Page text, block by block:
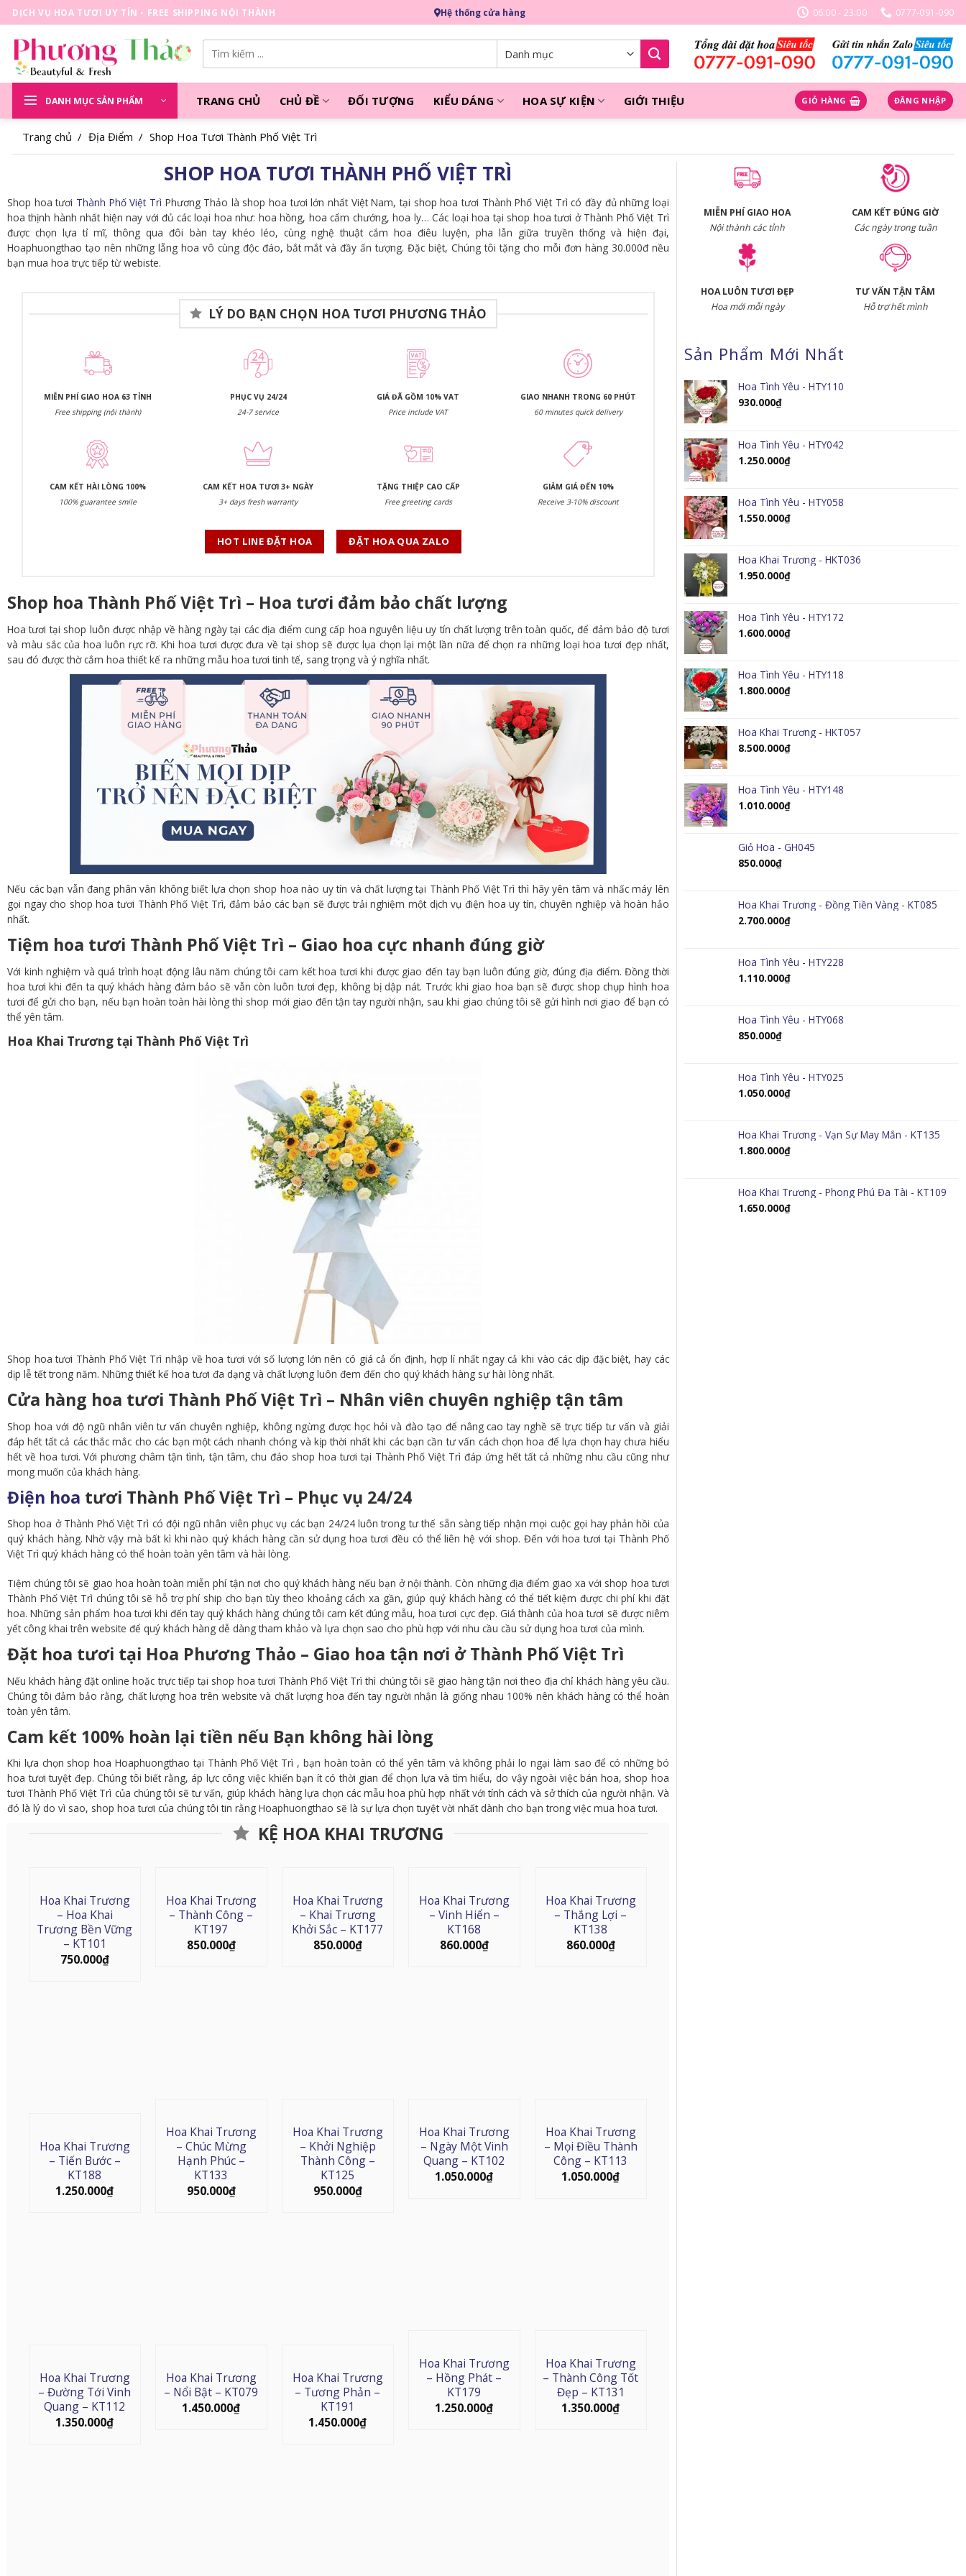
Skip
to
content
DỊCH VỤ HOA TƯƠI UY TÍN - FREE SHIPPING NỘI THÀNH Hệ thống cửa hàng 06:00 - 23:00 0777-091-090
kiếm:
DANH MỤC SẢN PHẨM TRANG CHỦ CHỦ ĐỀ ĐỐI TƯỢNG KIỂU DÁNG HOA SỰ KIỆN GIỚI THIỆU GIỎ HÀNG ĐĂNG NHẬP
Trang chủ / Địa Điểm / Shop Hoa Tươi Thành Phố Việt Trì
SHOP HOA TƯƠI THÀNH PHỐ VIỆT TRÌ
Shop hoa tươi Thành Phố Việt Trì Phương Thảo là shop hoa tươi lớn nhất Việt Nam, tại shop hoa tươi Thành Phố Việt Trì có đầy đủ những loại
hoa thịnh hành nhất hiện nay với đủ các loại hoa như: hoa hồng, hoa cẩm chướng, hoa ly… Các loại hoa tại shop hoa tươi ở Thành Phố Việt Trì
được chọn lựa tỉ mĩ, thông qua đôi bàn tay khéo léo, cùng nghệ thuật cắm hoa điêu luyện, pha lẫn giữa truyền thống và hiện đại,
Hoaphuongthao tạo nên những lẵng hoa vô cùng độc đáo, bắt mắt và đầy ấn tượng. Đặc biệt, Chúng tôi tặng cho mỗi đơn hàng 30.000đ nều
bạn mua hoa trực tiếp từ webiste.
LÝ DO BẠN CHỌN HOA TƯƠI PHƯƠNG THẢO
MIỄN PHÍ GIAO HOA 63 TỈNH
Free shipping (nội thành)
PHỤC VỤ 24/24
24-7 service
GIÁ ĐÃ GỒM 10% VAT
Price include VAT
GIAO NHANH TRONG 60 PHÚT
60 minutes quick delivery
CAM KẾT HÀI LÒNG 100%
100% guarantee smile
CAM KẾT HOA TƯƠI 3+ NGÀY
3+ days fresh warranty
TẶNG THIỆP CAO CẤP
Free greeting cards
GIẢM GIÁ ĐẾN 10%
Receive 3-10% discount
HOT LINE ĐẶT HOA ĐẶT HOA QUA ZALO
Shop hoa Thành Phố Việt Trì – Hoa tươi đảm bảo chất lượng
Hoa tươi tại shop luôn được nhập về hàng ngày tại các địa điểm cung cấp hoa nguyên liệu uy tín chất lượng trên toàn quốc, để đảm bảo độ tươi
và màu sắc của hoa luôn rực rỡ. Khi hoa tươi được đưa về tại shop sẽ được lụa chọn lại một lần nữa để chọn ra những loại hoa tươi đẹp nhất,
sau đó được thờ cắm hoa thiết kế ra những mẫu hoa tươi tinh tế, sang trọng và ý nghĩa nhất.
Nếu các bạn vẫn đang phân vân không biết lựa chọn shop hoa nào uy tín và chất lượng tại Thành Phố Việt Trì thì hãy yên tâm và nhấc máy lên
gọi ngay cho shop hoa tươi Thành Phố Việt Trì, đảm bảo các bạn sẽ được trải nghiệm một dịch vụ điện hoa uy tín, chuyên nghiệp và hoàn hảo
nhất.
Tiệm hoa tươi Thành Phố Việt Trì – Giao hoa cực nhanh đúng giờ
Với kinh nghiệm và quá trình hoạt động lâu năm chúng tôi cam kết hoa tươi khi được giao đến tay bạn luôn đúng giờ, đúng địa điểm. Đồng thời
hoa tươi khi đến ta quý khách hàng đảm bảo sẽ vẫn còn luôn tươi đẹp, không bị dập nát. Trước khi giao hoa bạn sẽ được shop chụp hình hoa
tươi để gửi cho bạn, nếu bạn hoàn toàn hài lòng thì shop mới giao đến tận tay người nhận, sau khi giao chúng tôi sẽ gửi hình nơi giao để bạn có
thể yên tâm.
Hoa Khai Trương tại Thành Phố Việt Trì
Shop hoa tươi Thành Phố Việt Trì nhập về hoa tươi với số lượng lớn nên có giá cả ổn định, hợp lí nhất ngay cả khi vào các dịp đặc biệt, hay các
dịp lễ tết trong năm. Những thiết kế hoa tươi đa dạng và chất lượng luôn đem đến cho quý khách hàng sự hài lòng nhất.
Cửa hàng hoa tươi Thành Phố Việt Trì – Nhân viên chuyên nghiệp tận tâm
Shop hoa với độ ngũ nhân viên tư vấn chuyên nghiệp, không ngừng được học hỏi và đào tạo để nâng cao tay nghề sẽ trực tiếp tư vấn và giải
đáp hết tất cả các thắc mắc cho các bạn một cách nhanh chóng và kịp thời nhất khi các bạn cần tư vấn cách chọn hoa để lựa chọn hay chưa hiểu
hết về hoa tươi. Với phương châm tận tình, tận tâm, chu đáo shop hoa tươi tại Thành Phố Việt Trì đáp ứng hết tất cả những nhu cầu cũng như
mong muốn của khách hàng.
Điện hoa tươi Thành Phố Việt Trì – Phục vụ 24/24
Shop hoa ở Thành Phố Việt Trì có đội ngũ nhân viên phục vụ các bạn 24/24 luôn trong tư thế sẵn sàng tiếp nhận mọi cuộc gọi hay phản hồi của
quý khách hàng. Nhờ vậy mà bất kì khi nào quý khách hàng cần sử dụng hoa tươi đều có thể liên hệ với shop. Đến với hoa tươi tại Thành Phố
Việt Trì quý khách hàng có thể hoàn toàn yên tâm và hài lòng.
Tiệm chúng tôi sẽ giao hoa hoàn toàn miễn phí tận nơi cho quý khách hàng nếu bạn ở nội thành. Còn những địa điểm giao xa với shop hoa tươi
Thành Phố Việt Trì chúng tôi sẽ hỗ trợ phí ship cho bạn tùy theo khoảng cách xa gần, giúp quý khách hàng có thể tiết kiệm được chi phí khi đặt
hoa. Những sản phẩm hoa tươi khi đến tay quý khách hàng chúng tôi cam kết đúng mẫu, hoa tươi cực đẹp. Giá thành của hoa tươi sẽ được niêm
yết công khai trên website để quý khách hàng dễ dàng tham khảo và lựa chọn sao cho phù hợp với nhu cầu cầu sử dụng hoa tươi của mình.
Đặt hoa tươi tại Hoa Phương Thảo – Giao hoa tận nơi ởThành Phố Việt Trì
Nếu khách hàng đặt online hoặc trực tiếp tại shop hoa tươi Thành Phố Việt Trì thì chúng tôi sẽ giao hàng tận nơi theo địa chỉ khách hàng yêu cầu.
Chúng tôi đảm bảo rằng, chất lượng hoa trên website và chất lượng hoa đến tay người nhận là giống nhau 100% nên khách hàng có thể hoàn
toàn yên tâm.
Cam kết 100% hoàn lại tiền nếu Bạn không hài lòng
Khi lựa chọn shop hoa Hoaphuongthao tại Thành Phố Việt Trì , bạn hoàn toàn có thể yên tâm và không phải lo ngại làm sao để có những bó
hoa tươi tuyệt đẹp. Chúng tôi biết rằng, áp lực công việc khiến bạn ít có thời gian để chọn lựa và tìm hiểu, do vậy ngoài việc bán hoa, shop hoa
tươi Thành Phố Việt Trì của chúng tôi sẽ tư vấn, giúp khách hàng lựa chọn các mẫu hoa phù hợp nhất với tính cách và sở thích của người nhận. Và
đó là lý do vì sao, shop hoa tươi của chúng tôi tin rằng Hoaphuongthao sẽ là sự lựa chọn tuyệt vời nhất dành cho bạn trong việc mua hoa tươi.
KỆ HOA KHAI TRƯƠNG
Hoa Khai Trương
– Hoa Khai
Trương Bền Vững
– KT101
750.000₫
Hoa Khai Trương
– Thành Công –
KT197
850.000₫
Hoa Khai Trương
– Khai Trương
Khởi Sắc – KT177
850.000₫
Hoa Khai Trương
– Vinh Hiển –
KT168
860.000₫
Hoa Khai Trương
– Thắng Lợi –
KT138
860.000₫
Hoa Khai Trương
– Chúc Mừng
Hạnh Phúc –
KT133
950.000₫
Hoa Khai Trương
– Khởi Nghiệp
Thành Công –
KT125
950.000₫
Hoa Khai Trương
– Ngày Một Vinh
Quang – KT102
1.050.000₫
Hoa Khai Trương
– Mọi Điều Thành
Công – KT113
1.050.000₫
Hoa Khai Trương
– Tiến Bước –
KT188
1.250.000₫
Hoa Khai Trương
– Hồng Phát –
KT179
1.250.000₫
Hoa Khai Trương
– Thành Công Tốt
Đẹp – KT131
1.350.000₫
Hoa Khai Trương
– Đường Tới Vinh
Quang – KT112
1.350.000₫
Hoa Khai Trương
– Nổi Bật – KT079
1.450.000₫
Hoa Khai Trương
– Tương Phản –
KT191
1.450.000₫
MIỄN PHÍ GIAO HOA
Nội thành các tỉnh
CAM KẾT ĐÚNG GIỜ
Các ngày trong tuần
HOA LUÔN TƯƠI ĐẸP
Hoa mới mỗi ngày
TƯ VẤN TẬN TÂM
Hỗ trợ hết mình
Sản Phẩm Mới Nhất
Hoa Tình Yêu - HTY110
930.000₫
Hoa Tình Yêu - HTY042
1.250.000₫
Hoa Tình Yêu - HTY058
1.550.000₫
Hoa Khai Trương - HKT036
1.950.000₫
Hoa Tình Yêu - HTY172
1.600.000₫
Hoa Tình Yêu - HTY118
1.800.000₫
Hoa Khai Trương - HKT057
8.500.000₫
Hoa Tình Yêu - HTY148
1.010.000₫
Giỏ Hoa - GH045
850.000₫
Hoa Khai Trương - Đồng Tiền Vàng - KT085
2.700.000₫
Hoa Tình Yêu - HTY228
1.110.000₫
Hoa Tình Yêu - HTY068
850.000₫
Hoa Tình Yêu - HTY025
1.050.000₫
Hoa Khai Trương - Vạn Sự May Mắn - KT135
1.800.000₫
Hoa Khai Trương - Phong Phú Đa Tài - KT109
1.650.000₫